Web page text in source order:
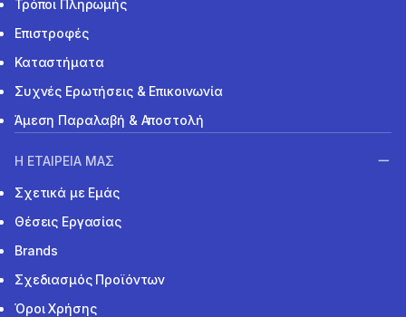
Τρόποι Πληρωμής
Επιστροφές
Καταστήματα
Συχνές Ερωτήσεις & Επικοινωνία
Άμεση Παραλαβή & Αποστολή
Η ΕΤΑΙΡΕΙΑ ΜΑΣ
Σχετικά με Εμάς
Θέσεις Εργασίας
Brands
Σχεδιασμός Προϊόντων
Όροι Χρήσης